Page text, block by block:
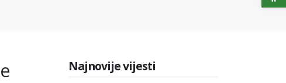
Najnovije vijesti